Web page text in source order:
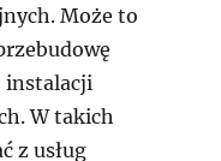
Może to
instalacji
W takich
z usług